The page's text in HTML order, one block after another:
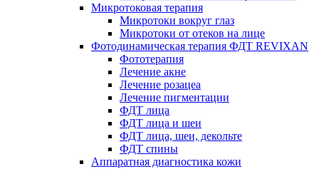
Микротоковая терапия
Микротоки вокруг глаз
Микротоки от отеков на лице
Фотодинамическая терапия ФДТ REVIXAN
Фототерапия
Лечение акне
Лечение розацеа
Лечение пигментации
ФДТ лица
ФДТ лица и шеи
ФДТ лица, шеи, декольте
ФДТ спины
Аппаратная диагностика кожи